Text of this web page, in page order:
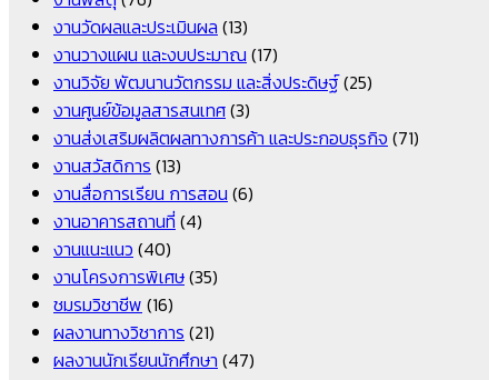
งานวัดผลและประเมินผล (13)
งานวางแผน และงบประมาณ (17)
งานวิจัย พัฒนานวัตกรรม และสิ่งประดิษฐ์(25)
งานศูนย์ข้อมูลสารสนเทศ(3)
งานส่งเสริมผลิตผลทางการค้า และประกอบธุรกิจ (71)
งานสวัสดิการ (13)
งานสื่อการเรียน การสอน (6)
งานอาคารสถานที่ (4)
งานแนะแนว (40)
งานโครงการพิเศษ(35)
ชมรมวิชาชีพ (16)
ผลงานทางวิชาการ (21)
ผลงานนักเรียนนักศึกษา (47)